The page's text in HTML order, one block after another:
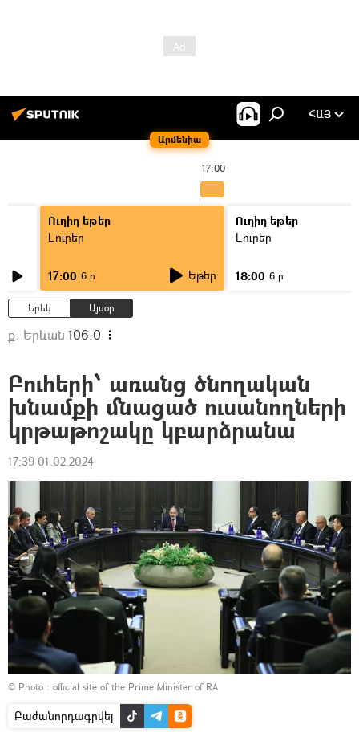
Արմենիա
ՀԱՅ
17:00
Ուղիղ եթեր
Լուրեր
17:00 6 ր Եթեր
Ուղիղ եթեր
Լուրեր
18:00 6 ր
Երեկ Այսօր
ք. Երևան 106.0
Բուհերի՝ առանց ծնողական
խնամքի մնացած ուսանողների
կրթաթոշակը կբարձրանա
17:39 01.02.2024
© Photo : official site of the Prime Minister of RA
Բաժանորդագրվել